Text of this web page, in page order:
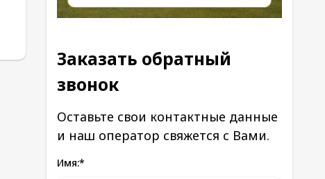
Заказать обратный
звонок
Оставьте свои контактные данные
и наш оператор свяжется с Вами.
Имя:*